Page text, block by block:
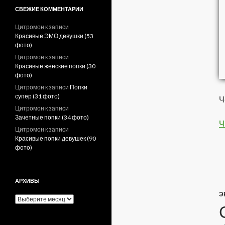
СВЕЖИЕ КОММЕНТАРИИ
Цитромон к записи
Красивые ЭМО девушки (53
фото)
Цитромон к записи
Красивые женские попки (30
фото)
Цитромон к записи Попки
супер (31 фото)
Цитромон к записи
Зачетные попки (34 фото)
Цитромон к записи
Красивые попки девушек (90
фото)
АРХИВЫ
А